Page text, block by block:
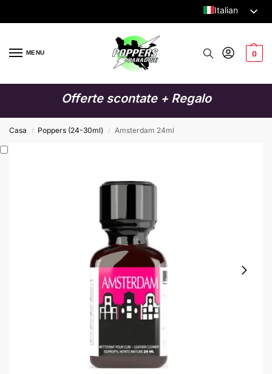
Italian
English
MENU 0
Offerte scontate + Regalo
Casa / Poppers (24-30ml) / Amsterdam 24ml